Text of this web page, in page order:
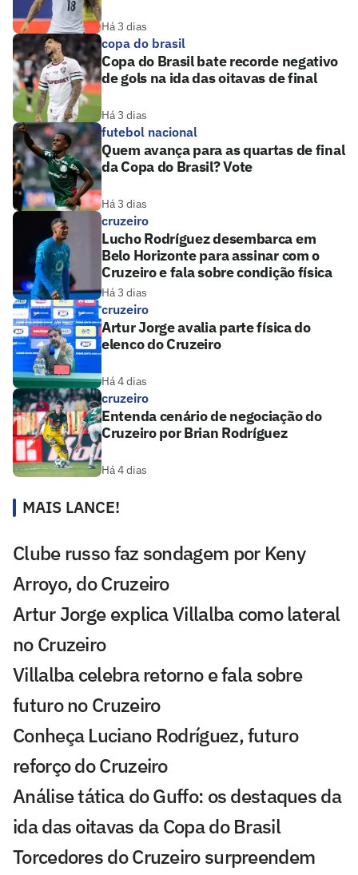
Há 3 dias
copa do brasil
Copa do Brasil bate recorde negativo
de gols na ida das oitavas de final
Há 3 dias
futebol nacional
Quem avança para as quartas de final
da Copa do Brasil? Vote
Há 3 dias
cruzeiro
Lucho Rodríguez desembarca em
Belo Horizonte para assinar com o
Cruzeiro e fala sobre condição física
Há 3 dias
cruzeiro
Artur Jorge avalia parte física do
elenco do Cruzeiro
Há 4 dias
cruzeiro
Entenda cenário de negociação do
Cruzeiro por Brian Rodríguez
Há 4 dias
MAIS LANCE!
Clube russo faz sondagem por Keny
Arroyo, do Cruzeiro
Artur Jorge explica Villalba como lateral
no Cruzeiro
Villalba celebra retorno e fala sobre
futuro no Cruzeiro
Conheça Luciano Rodríguez, futuro
reforço do Cruzeiro
Análise tática do Guffo: os destaques da
ida das oitavas da Copa do Brasil
Torcedores do Cruzeiro surpreendem